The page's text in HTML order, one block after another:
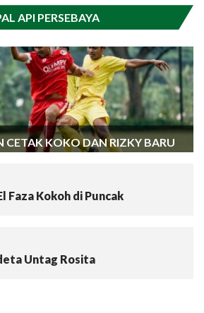
API PERSEBAYA
CETAK KOKO DAN RIZKY BARU
Faza Kokoh di Puncak
Untag Rosita